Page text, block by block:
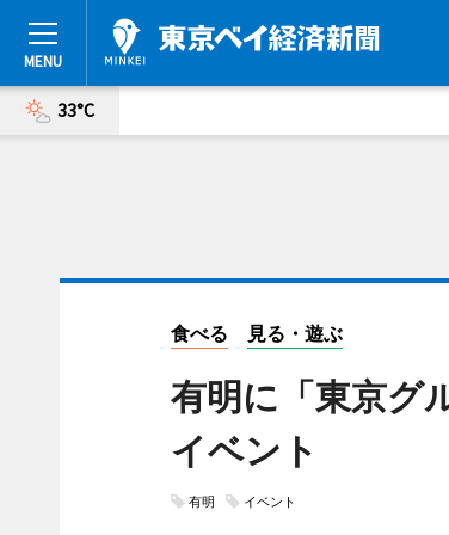
33°C
食べる 見る・遊ぶ
有明に「東京グ
イベント
有明 イベント